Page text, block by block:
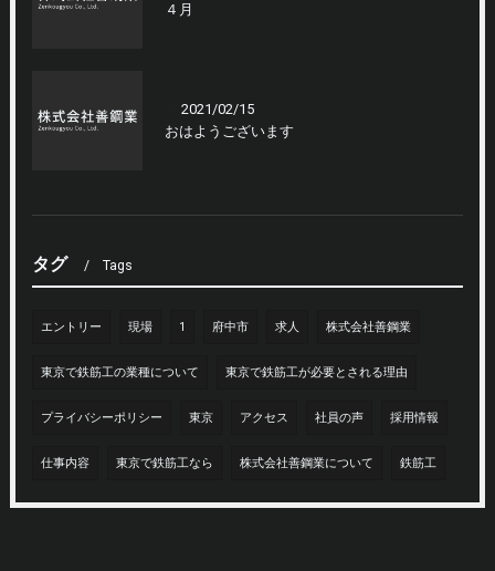
４月
2021/02/15
おはようございます
タグ Tags
エントリー 現場 1 府中市 求人 株式会社善鋼業
東京で鉄筋工の業種について 東京で鉄筋工が必要とされる理由
プライバシーポリシー 東京 アクセス 社員の声 採用情報
仕事内容 東京で鉄筋工なら 株式会社善鋼業について 鉄筋工